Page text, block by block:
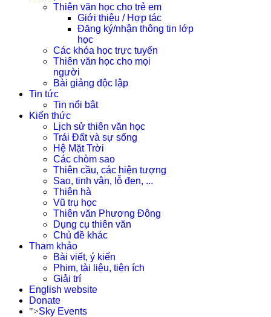
Thiên văn học cho trẻ em
Giới thiệu / Hợp tác
Đăng ký/nhận thông tin lớp
học
Các khóa học trực tuyến
Thiên văn học cho mọi
người
Bài giảng độc lập
Tin tức
Tin nổi bật
Kiến thức
Lịch sử thiên văn học
Trái Đất và sự sống
Hệ Mặt Trời
Các chòm sao
Thiên cầu, các hiện tượng
Sao, tinh vân, lỗ đen, ...
Thiên hà
Vũ trụ học
Thiên văn Phương Đông
Dụng cụ thiên văn
Chủ đề khác
Tham khảo
Bài viết, ý kiến
Phim, tài liệu, tiện ích
Giải trí
English website
Donate
">Sky Events